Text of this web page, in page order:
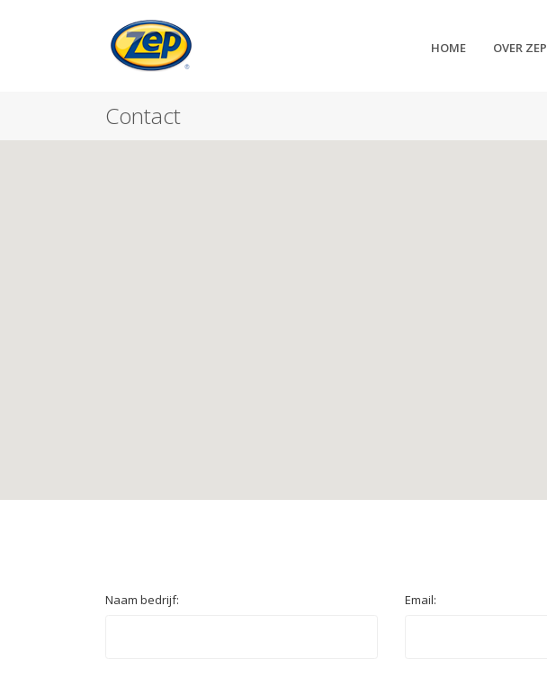
HOME OVER ZEP
Contact
Naam bedrijf: Email: